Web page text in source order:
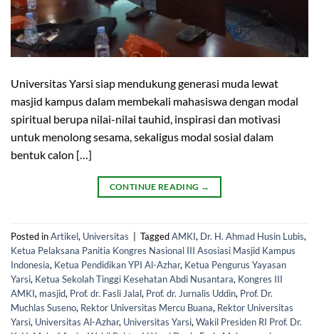
Universitas Yarsi siap mendukung generasi muda lewat
masjid kampus dalam membekali mahasiswa dengan modal
spiritual berupa nilai-nilai tauhid, inspirasi dan motivasi
untuk menolong sesama, sekaligus modal sosial dalam
bentuk calon […]
CONTINUE READING →
Posted inArtikel, Universitas TaggedAMKI, Dr. H. Ahmad Husin Lubis,
Ketua Pelaksana Panitia Kongres Nasional III Asosiasi Masjid Kampus
Indonesia, Ketua Pendidikan YPI Al-Azhar, Ketua Pengurus Yayasan
Yarsi, Ketua Sekolah Tinggi Kesehatan Abdi Nusantara, Kongres III
AMKI, masjid, Prof. dr. Fasli Jalal, Prof. dr. Jurnalis Uddin, Prof. Dr.
Muchlas Suseno, Rektor Universitas Mercu Buana, Rektor Universitas
Yarsi, Universitas Al-Azhar, Universitas Yarsi, Wakil Presiden RI Prof. Dr.